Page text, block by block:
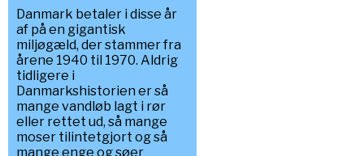
Danmark betaler i disse år
af på en gigantisk
miljøgæld, der stammer fra
årene 1940 til 1970. Aldrig
tidligere i
Danmarkshistorien er så
mange vandløb lagt i rør
eller rettet ud, så mange
moser tilintetgjort og så
mange enge og søer